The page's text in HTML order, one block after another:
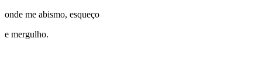
onde me abismo, esqueço
e mergulho.